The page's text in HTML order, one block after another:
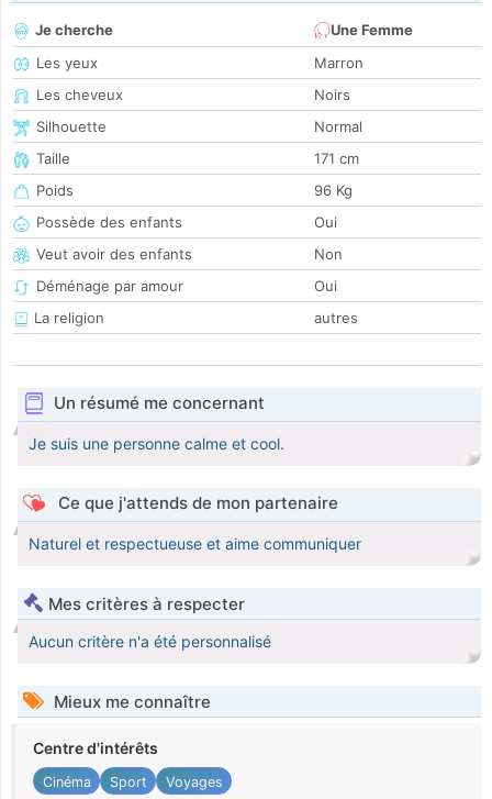
Je cherche
Une Femme
Les yeux
Marron
Les cheveux
Noirs
Silhouette
Normal
Taille
171 cm
Poids
96 Kg
Possède des enfants
Oui
Veut avoir des enfants
Non
Déménage par amour
Oui
La religion
autres
Un résumé me concernant
Je suis une personne calme et cool.
Ce que j'attends de mon partenaire
Naturel et respectueuse et aime communiquer
Mes critères à respecter
Aucun critère n'a été personnalisé
Mieux me connaître
Centre d'intérêts
Cinéma Sport Voyages